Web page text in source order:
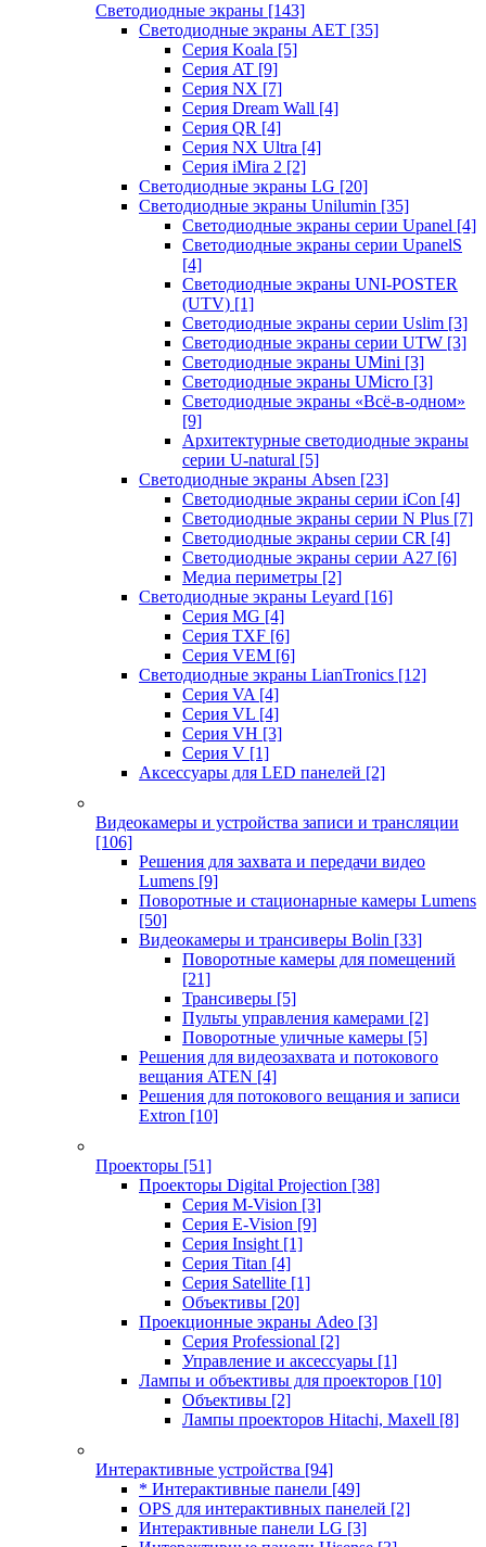
Светодиодные экраны [143]
Светодиодные экраны AET [35]
Cерия Koala [5]
Серия AT [9]
Серия NX [7]
Серия Dream Wall [4]
Серия QR [4]
Серия NX Ultra [4]
Серия iMira 2 [2]
Светодиодные экраны LG [20]
Светодиодные экраны Unilumin [35]
Светодиодные экраны серии Upanel [4]
Светодиодные экраны серии UpanelS
[4]
Светодиодные экраны UNI-POSTER
(UTV) [1]
Светодиодные экраны серии Uslim [3]
Светодиодные экраны серии UTW [3]
Светодиодные экраны UMini [3]
Светодиодные экраны UMicro [3]
Светодиодные экраны «Всё-в-одном»
[9]
Архитектурные светодиодные экраны
серии U-natural [5]
Светодиодные экраны Absen [23]
Светодиодные экраны серии iCon [4]
Светодиодные экраны серии N Plus [7]
Светодиодные экраны серии CR [4]
Светодиодные экраны серии А27 [6]
Медиа периметры [2]
Светодиодные экраны Leyard [16]
Серия MG [4]
Серия TXF [6]
Серия VEM [6]
Светодиодные экраны LianTronics [12]
Серия VA [4]
Серия VL [4]
Серия VH [3]
Серия V [1]
Аксессуары для LED панелей [2]
Видеокамеры и устройства записи и трансляции
[106]
Решения для захвата и передачи видео
Lumens [9]
Поворотные и стационарные камеры Lumens
[50]
Видеокамеры и трансиверы Bolin [33]
Поворотные камеры для помещений
[21]
Трансиверы [5]
Пульты управления камерами [2]
Поворотные уличные камеры [5]
Решения для видеозахвата и потокового
вещания ATEN [4]
Решения для потокового вещания и записи
Extron [10]
Проекторы [51]
Проекторы Digital Projection [38]
Серия M-Vision [3]
Серия E-Vision [9]
Серия Insight [1]
Серия Titan [4]
Серия Satellite [1]
Объективы [20]
Проекционные экраны Adeo [3]
Серия Professional [2]
Управление и аксессуары [1]
Лампы и объективы для проекторов [10]
Объективы [2]
Лампы проекторов Hitachi, Maxell [8]
Интерактивные устройства [94]
* Интерактивные панели [49]
OPS для интерактивных панелей [2]
Интерактивные панели LG [3]